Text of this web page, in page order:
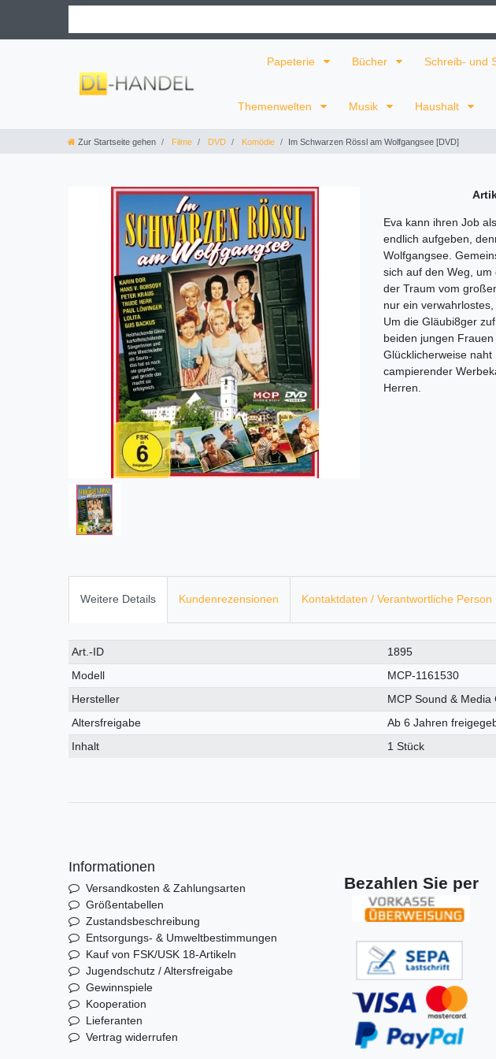
Papeterie Bücher Schreib- und
Themenwelten Musik Haushalt
Zur Startseite gehen Filme DVD Komödie Im Schwarzen Rössl am Wolfgangsee [DVD]
Eva kann ihren Job
endlich aufgeben,
Wolfgangsee.
sich auf den Weg,
der Traum vom
nur ein
Um die Gläubi8ger
beiden jungen
Glücklicherweise
campierender
Herren.
Weitere Details Kundenrezensionen Kontaktdaten / Verantwortliche Person
Technisches
Merkmal
Wert
Art.-ID
1895
Modell
MCP-1161530
Hersteller
MCP Sound & Media
Altersfreigabe
Ab 6 Jahren
Inhalt
1 Stück
Informationen
Versandkosten & Zahlungsarten
Größentabellen
Zustandsbeschreibung
Entsorgungs- & Umweltbestimmungen
Kauf von FSK/USK 18-Artikeln
Jugendschutz / Altersfreigabe
Gewinnspiele
Kooperation
Lieferanten
Vertrag widerrufen
Bezahlen Sie per